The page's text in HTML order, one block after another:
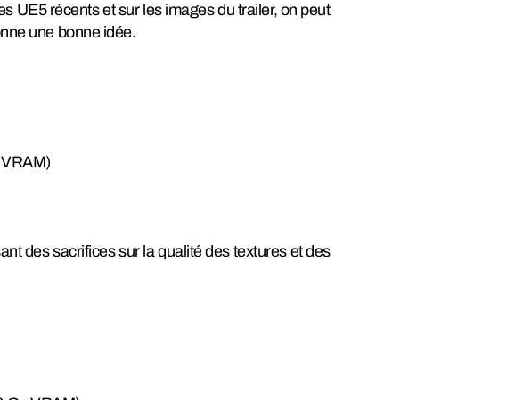
UE5 récents et sur les images du trailer, on peut
une bonne idée.
des sacrifices sur la qualité des textures et des